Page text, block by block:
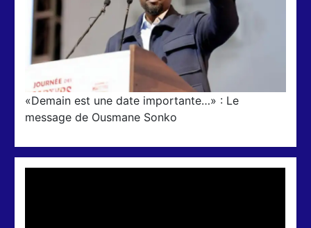
«Demain est une date importante…» : Le
message de Ousmane Sonko